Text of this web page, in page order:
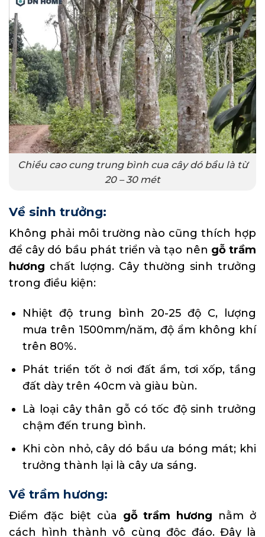
Chiều cao cung trung bình cua cây dó bầu là từ
20 – 30 mét
Về sinh trưởng:
Không phải môi trường nào cũng thích hợp
để cây dó bầu phát triển và tạo nên gỗ trầm
hương chất lượng. Cây thường sinh trưởng
trong điều kiện:
Nhiệt độ trung bình 20-25 độ C, lượng
mưa trên 1500mm/năm, độ ẩm không khí
trên 80%.
Phát triển tốt ở nơi đất ẩm, tơi xốp, tầng
đất dày trên 40cm và giàu bùn.
Là loại cây thân gỗ có tốc độ sinh trưởng
chậm đến trung bình.
Khi còn nhỏ, cây dó bầu ưa bóng mát; khi
trưởng thành lại là cây ưa sáng.
Về trầm hương:
Điểm đặc biệt của gỗ trầm hương nằm ở
cách hình thành vô cùng độc đáo. Đây là